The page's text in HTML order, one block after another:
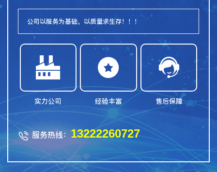
公司以服务为基础，以质量求生存！！！

实力公司

经验丰富

售后保障
 服务热线：13222260727